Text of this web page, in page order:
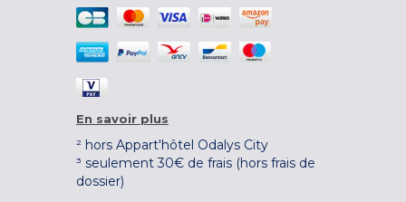
En savoir plus
² hors Appart'hôtel Odalys City
³ seulement 30€ de frais (hors frais de
dossier)